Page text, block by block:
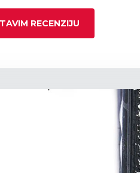
RECENZIJU